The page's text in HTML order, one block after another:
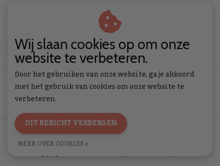
ABONNEER
Algemene voorwaarden | Privacy Policy
© Copyright 2026 - Toverstof | Realisatie
InStijl Media
Wij slaan cookies op om onze
website te verbeteren.
Door het gebruiken van onze website, ga je akkoord
met het gebruik van cookies om onze website te
verbeteren.
DIT BERICHT VERBERGEN
MEER OVER COOKIES »